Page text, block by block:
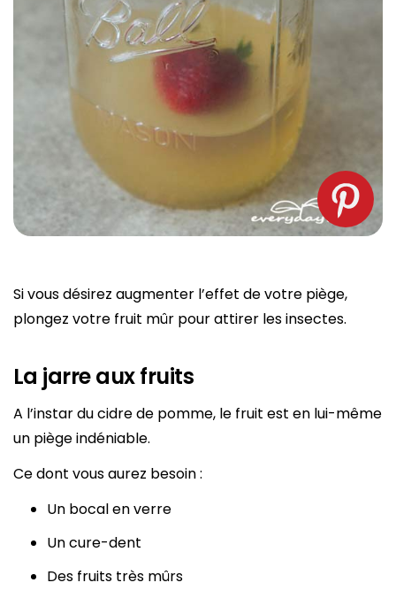
Si vous désirez augmenter l’effet de votre piège,
plongez votre fruit mûr pour attirer les insectes.
La jarre aux fruits
A l’instar du cidre de pomme, le fruit est en lui-même
un piège indéniable.
Ce dont vous aurez besoin :
Un bocal en verre
Un cure-dent
Des fruits très mûrs